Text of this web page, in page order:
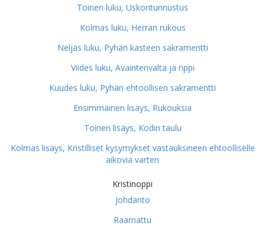
Toinen luku, Uskontunnustus
Kolmas luku, Herran rukous
Neljäs luku, Pyhän kasteen sakramentti
Viides luku, Avaintenvalta ja rippi
Kuudes luku, Pyhän ehtoollisen sakramentti
Ensimmäinen lisäys, Rukouksia
Toinen lisäys, Kodin taulu
Kolmas lisäys, Kristilliset kysymykset vastauksineen ehtoolliselle
aikovia varten
Kristinoppi
Johdanto
Raamattu